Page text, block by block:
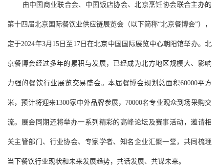
由中国商业联合会、中国饭店协会、北京烹饪协会联合主办的
第十四届北京国际餐饮业供应链展览会（以下简称“北京餐博会”），
定于2024年3月15日至17日在北京中国国际展览中心朝阳馆举办。北
京餐博会经过多年的累积与发展，已经成为北方地区规模大、影响
力强的餐饮行业展览交易盛会。本届餐博会规划总面积60000平方
米，预计将迎来1300家中外品牌参展，70000名专业观众到场采购交
流。展会同期还将举办一系列精彩的高峰论坛及赛事活动，邀请相
关主管部门、行业协会、专家学者、知名企业汇聚一堂，共同梳理
当下餐饮行业现状和未来发展趋势，共话发展、共谋未来。